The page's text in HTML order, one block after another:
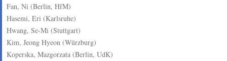
Fan, Ni (Berlin, HfM)
Hasemi, Eri (Karlsruhe)
Hwang, Se-Mi (Stuttgart)
Kim, Jeong Hyeon (Würzburg)
Koperska, Mazgorzata (Berlin, UdK)